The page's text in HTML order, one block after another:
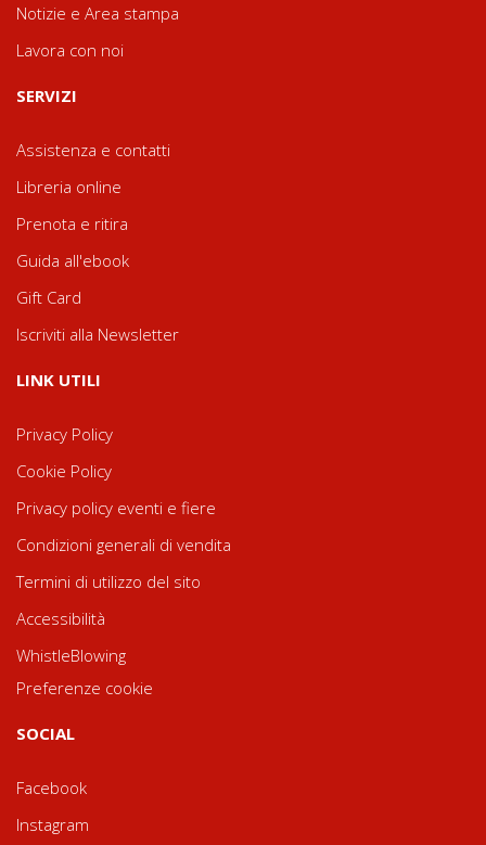
Notizie e Area stampa
Lavora con noi
SERVIZI
Assistenza e contatti
Libreria online
Prenota e ritira
Guida all'ebook
Gift Card
Iscriviti alla Newsletter
LINK UTILI
Privacy Policy
Cookie Policy
Privacy policy eventi e fiere
Condizioni generali di vendita
Termini di utilizzo del sito
Accessibilità
WhistleBlowing
Preferenze cookie
SOCIAL
Facebook
Instagram